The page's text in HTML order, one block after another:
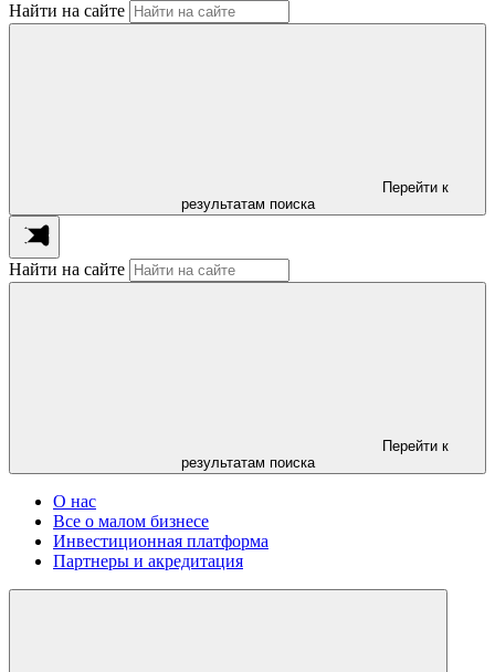
Найти на сайте
Перейти к
результатам поиска
Найти на сайте
Перейти к
результатам поиска
О нас
Все о малом бизнесе
Инвестиционная платформа
Партнеры и акредитация